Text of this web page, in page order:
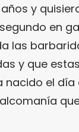
y
en
las
y que
nacido el